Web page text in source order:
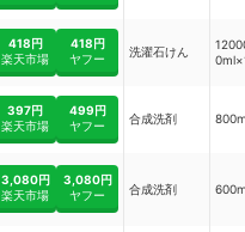
418円
楽天市場
418円
ヤフー
洗濯石けん
397円
楽天市場
499円
ヤフー
合成洗剤
3,080円
楽天市場
3,080円
ヤフー
合成洗剤